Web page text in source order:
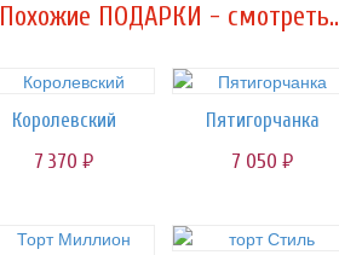
Похожие ПОДАРКИ - смотреть..
Королевский
7 370 руб.
Пятигорчанка
7 050 руб.